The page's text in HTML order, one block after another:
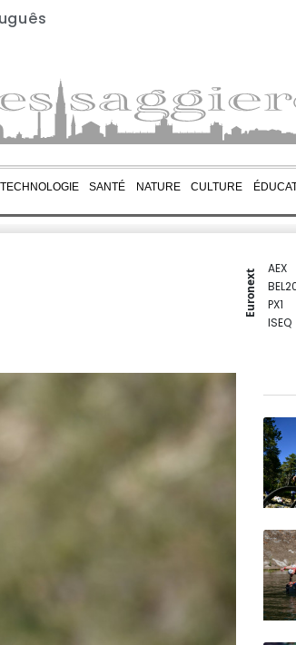
TECHNOLOGIE SANTÉ NATURE CULTURE
Euronext
AEX
PX1
ISEQ